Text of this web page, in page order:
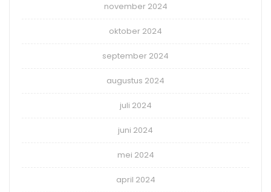
november 2024
oktober 2024
september 2024
augustus 2024
juli 2024
juni 2024
mei 2024
april 2024